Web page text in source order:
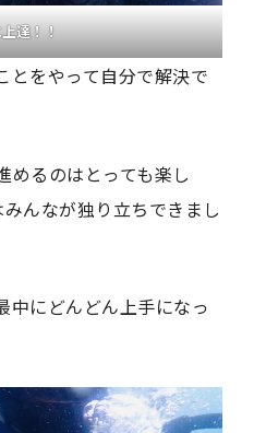
達！！
とをやって自分で解決で
めるのはとっても楽し
んなが独り立ちできまし
中にどんどん上手になっ